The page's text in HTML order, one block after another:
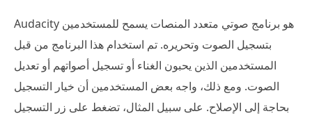
Audacity هو برنامج صوتي متعدد المنصات يسمح للمستخدمين
بتسجيل الصوت وتحريره. تم استخدام هذا البرنامج من قبل
المستخدمين الذين يحبون الغناء أو تسجيل أصواتهم أو تعديل
الصوت. ومع ذلك، واجه بعض المستخدمين أن خيار التسجيل
بحاجة إلى الإصلاح. على سبيل المثال، تضغط على زر التسجيل